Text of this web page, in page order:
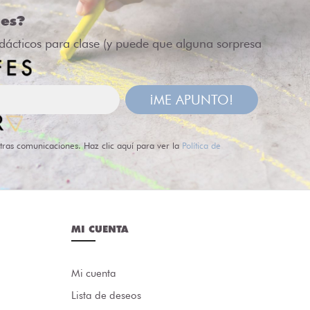
para clase (y puede que alguna sorpresa
¡ME APUNTO!
comunicaciones. Haz clic aquí para ver la Política de
MI CUENTA
Mi cuenta
Lista de deseos